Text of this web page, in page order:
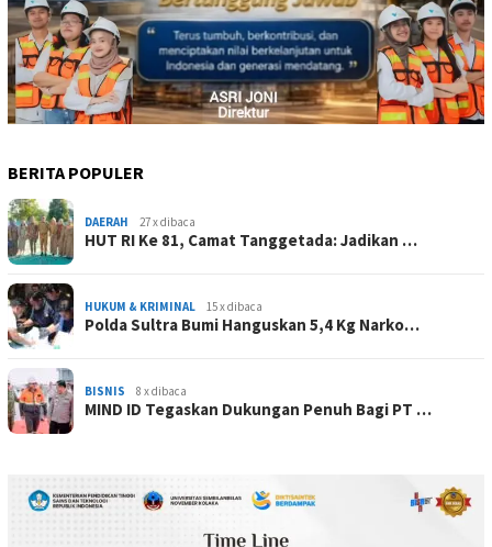
BERITA POPULER
DAERAH 27 x dibaca
HUT RI Ke 81, Camat Tanggetada: Jadikan …
HUKUM & KRIMINAL 15 x dibaca
Polda Sultra Bumi Hanguskan 5,4 Kg Narko…
BISNIS 8 x dibaca
MIND ID Tegaskan Dukungan Penuh Bagi PT …